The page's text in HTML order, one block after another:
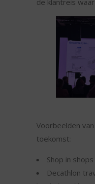
Voorbeelden
toekomst:
Shop in shops
Decathlon